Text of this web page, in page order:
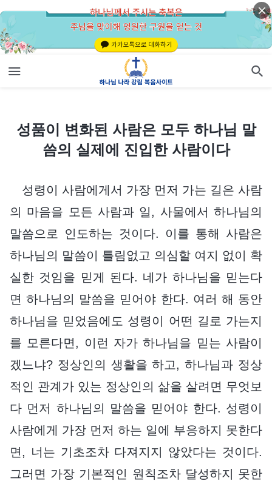
성품이 변화된 사람은 모두 하나님 말
씀의 실제에 진입한 사람이다
성령이 사람에게서 가장 먼저 가는 길은 사람
의 마음을 모든 사람과 일, 사물에서 하나님의
말씀으로 인도하는 것이다. 이를 통해 사람은
하나님의 말씀이 틀림없고 의심할 여지 없이 확
실한 것임을 믿게 된다. 네가 하나님을 믿는다
면 하나님의 말씀을 믿어야 한다. 여러 해 동안
하나님을 믿었음에도 성령이 어떤 길로 가는지
를 모른다면, 이런 자가 하나님을 믿는 사람이
겠느냐? 정상인의 생활을 하고, 하나님과 정상
적인 관계가 있는 정상인의 삶을 살려면 무엇보
다 먼저 하나님의 말씀을 믿어야 한다. 성령이
사람에게 가장 먼저 하는 일에 부응하지 못한다
면, 너는 기초조차 다져지지 않았다는 것이다.
그러면 가장 기본적인 원칙조차 달성하지 못한